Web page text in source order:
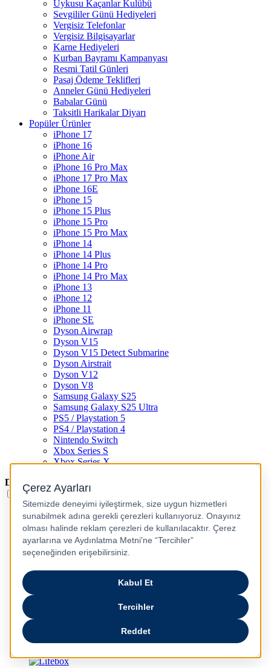
Uykusu Kaçanlar Kulübü
Sevgililer Günü Hediyeleri
Vergisiz Telefonlar
Vergisiz Bilgisayarlar
Karne Hediyeleri
Kurban Bayramı Kampanyası
Resmi Tatil Günleri
Pasaj Ödeme Teklifleri
Anneler Günü Hediyeleri
Babalar Günü
Taksitli Harikalar Diyarı
Popüler Ürünler
iPhone 17
iPhone 16
iPhone Air
iPhone 16 Pro Max
iPhone 17 Pro Max
iPhone 16E
iPhone 15
iPhone 15 Plus
iPhone 15 Pro
iPhone 15 Pro Max
iPhone 14
iPhone 14 Plus
iPhone 14 Pro
iPhone 14 Pro Max
iPhone 13
iPhone 12
iPhone 11
iPhone SE
Dyson Airwrap
Dyson V15
Dyson V15 Detect Submarine
Dyson Airstrait
Dyson V12
Dyson V8
Samsung Galaxy S25
Samsung Galaxy S25 Ultra
PS5 / Playstation 5
PS4 / Playstation 4
Nintendo Switch
Xbox Series S
Xbox Series X
Dil
Türkçe
English
عربى
русский